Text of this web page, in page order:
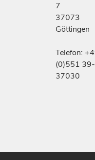
7
37073
Göttingen
Telefon:
(0)551 39-
37030